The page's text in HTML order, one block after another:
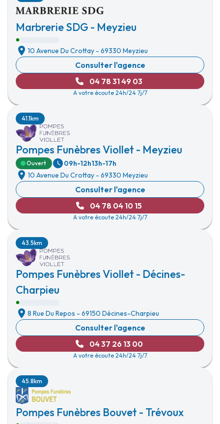
Marbrerie SDG - Meyzieu
10 Avenue Du Crottay - 69330 Meyzieu
Consulter l'agence
04 78 31 49 03
A votre écoute 24h/24 7j/7
Pompes Funèbres Viollet - Meyzieu
41.1km
Ouvert 09h-12h13h-17h
10 Avenue Du Crottay - 69330 Meyzieu
Consulter l'agence
04 78 04 10 15
A votre écoute 24h/24 7j/7
Pompes Funèbres Viollet - Décines-
Charpieu
43.5km
8 Rue Du Repos - 69150 Décines-Charpieu
Consulter l'agence
04 37 26 13 00
A votre écoute 24h/24 7j/7
Pompes Funèbres Bouvet - Trévoux
45.8km